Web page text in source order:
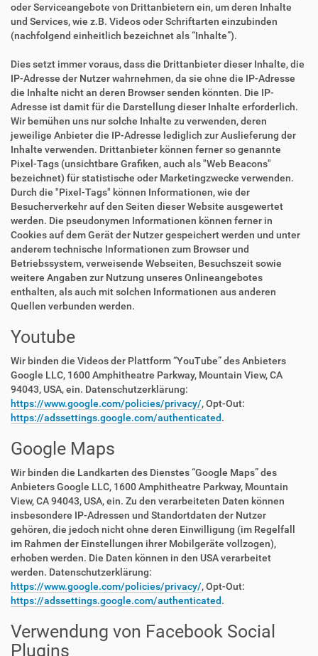
oder Serviceangebote von Drittanbietern ein, um deren Inhalte
und Services, wie z.B. Videos oder Schriftarten einzubinden
(nachfolgend einheitlich bezeichnet als “Inhalte”).
Dies setzt immer voraus, dass die Drittanbieter dieser Inhalte, die
IP-Adresse der Nutzer wahrnehmen, da sie ohne die IP-Adresse
die Inhalte nicht an deren Browser senden könnten. Die IP-
Adresse ist damit für die Darstellung dieser Inhalte erforderlich.
Wir bemühen uns nur solche Inhalte zu verwenden, deren
jeweilige Anbieter die IP-Adresse lediglich zur Auslieferung der
Inhalte verwenden. Drittanbieter können ferner so genannte
Pixel-Tags (unsichtbare Grafiken, auch als "Web Beacons"
bezeichnet) für statistische oder Marketingzwecke verwenden.
Durch die "Pixel-Tags" können Informationen, wie der
Besucherverkehr auf den Seiten dieser Website ausgewertet
werden. Die pseudonymen Informationen können ferner in
Cookies auf dem Gerät der Nutzer gespeichert werden und unter
anderem technische Informationen zum Browser und
Betriebssystem, verweisende Webseiten, Besuchszeit sowie
weitere Angaben zur Nutzung unseres Onlineangebotes
enthalten, als auch mit solchen Informationen aus anderen
Quellen verbunden werden.
Youtube
Wir binden die Videos der Plattform “YouTube” des Anbieters
Google LLC, 1600 Amphitheatre Parkway, Mountain View, CA
94043, USA, ein. Datenschutzerklärung:
https://www.google.com/policies/privacy/, Opt-Out:
https://adssettings.google.com/authenticated.
Google Maps
Wir binden die Landkarten des Dienstes “Google Maps” des
Anbieters Google LLC, 1600 Amphitheatre Parkway, Mountain
View, CA 94043, USA, ein. Zu den verarbeiteten Daten können
insbesondere IP-Adressen und Standortdaten der Nutzer
gehören, die jedoch nicht ohne deren Einwilligung (im Regelfall
im Rahmen der Einstellungen ihrer Mobilgeräte vollzogen),
erhoben werden. Die Daten können in den USA verarbeitet
werden. Datenschutzerklärung:
https://www.google.com/policies/privacy/, Opt-Out:
https://adssettings.google.com/authenticated.
Verwendung von Facebook Social
Plugins